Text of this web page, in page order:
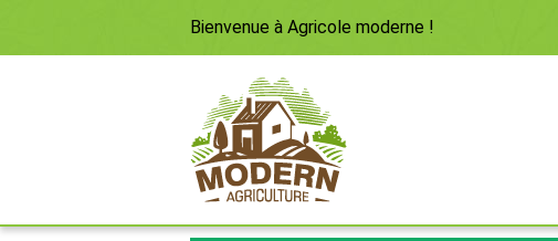
Bienvenue à Agricole moderne !